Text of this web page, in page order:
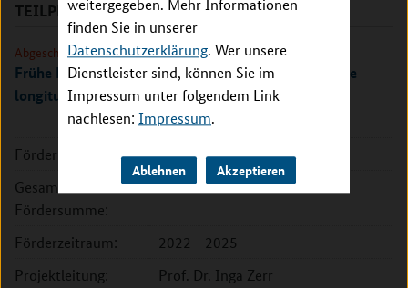
weitergegeben. Mehr Informationen
finden Sie in unserer
Datenschutzerklärung. Wer unsere
Dienstleister sind, können Sie im
Impressum unter folgendem Link
nachlesen: Impressum.
Ablehnen Akzeptieren
TEILPROJEKTE
Abgeschlossen
Frühe Biomarker bei letaler familiärer Insomnie: eine
longitudinale Untersuchung
Förderkennzeichen:
01ED2205
Gesamte
Fördersumme:
249.728 EUR
Förderzeitraum:
2022 - 2025
Projektleitung:
Prof. Dr. Inga Zerr